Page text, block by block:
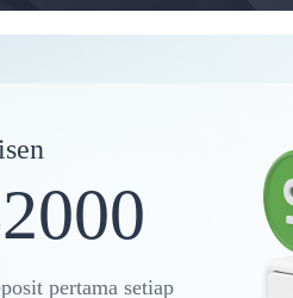
pertama setiap